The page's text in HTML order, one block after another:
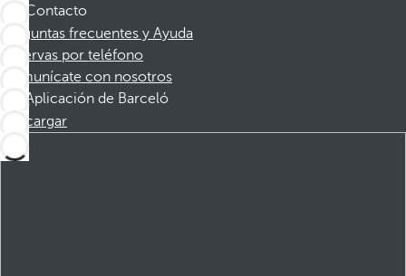
Contacto
Preguntas frecuentes y Ayuda
Reservas por teléfono
Comunícate con nosotros
Aplicación de Barceló
Descargar